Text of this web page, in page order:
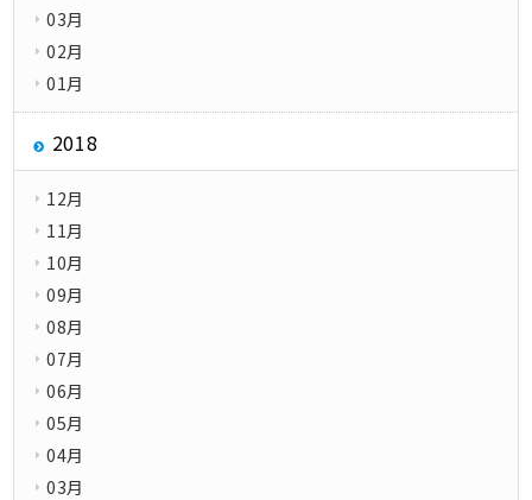
03月
02月
01月
2018
12月
11月
10月
09月
08月
07月
06月
05月
04月
03月